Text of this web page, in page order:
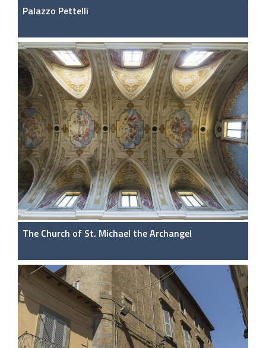
Palazzo Pettelli
The Church of St. Michael the Archangel